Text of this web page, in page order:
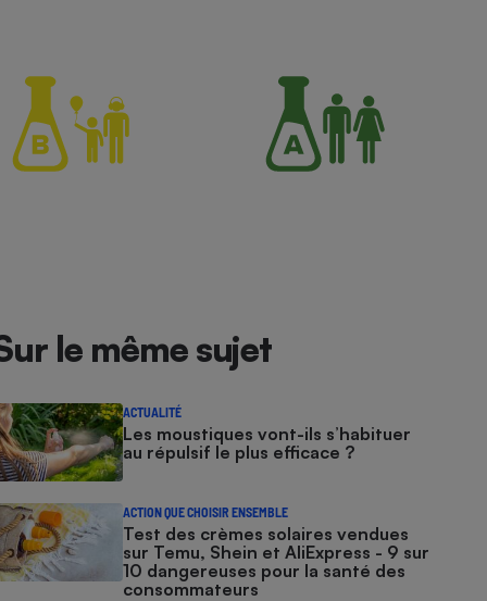
le même sujet
ACTUALITÉ
Les moustiques vont-ils s’habituer
au répulsif le plus efficace ?
ACTION QUE CHOISIR ENSEMBLE
Test des crèmes solaires vendues
sur Temu, Shein et AliExpress - 9 sur
10 dangereuses pour la santé des
consommateurs